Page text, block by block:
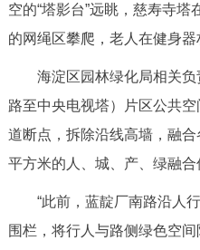
走进北京
绿色北京 图
多语种
ENGLISH 한
空的“塔影台”远眺，慈寿寺
的网绳区攀爬，老人在健身器
海淀区园林绿化局相关负
路至中央电视塔）片区公共
道断点，拆除沿线高墙，融
平方米的人、城、产、绿融合
“此前，蓝靛厂南路沿人行
围栏，将行人与路侧绿色空